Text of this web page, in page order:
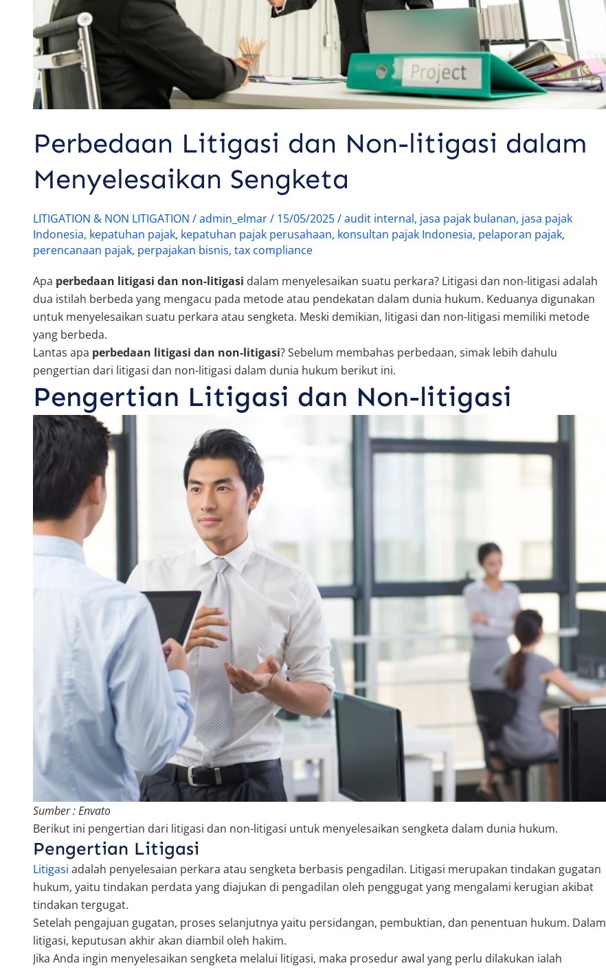
Perbedaan Litigasi dan Non-litigasi dalam
Menyelesaikan Sengketa
LITIGATION & NON LITIGATION /admin_elmar/ 15/05/2025/audit internal, jasa pajak bulanan, jasa pajak
Indonesia, kepatuhan pajak, kepatuhan pajak perusahaan, konsultan pajak Indonesia, pelaporan pajak,
perencanaan pajak, perpajakan bisnis, tax compliance
Apa perbedaan litigasi dan non-litigasi dalam menyelesaikan suatu perkara? Litigasi dan non-litigasi adalah
dua istilah berbeda yang mengacu pada metode atau pendekatan dalam dunia hukum. Keduanya digunakan
untuk menyelesaikan suatu perkara atau sengketa. Meski demikian, litigasi dan non-litigasi memiliki metode
yang berbeda.
Lantas apa perbedaan litigasi dan non-litigasi? Sebelum membahas perbedaan, simak lebih dahulu
pengertian dari litigasi dan non-litigasi dalam dunia hukum berikut ini.
Pengertian Litigasi dan Non-litigasi
Sumber : Envato
Berikut ini pengertian dari litigasi dan non-litigasi untuk menyelesaikan sengketa dalam dunia hukum.
Pengertian Litigasi
Litigasi adalah penyelesaian perkara atau sengketa berbasis pengadilan. Litigasi merupakan tindakan gugatan
hukum, yaitu tindakan perdata yang diajukan di pengadilan oleh penggugat yang mengalami kerugian akibat
tindakan tergugat.
Setelah pengajuan gugatan, proses selanjutnya yaitu persidangan, pembuktian, dan penentuan hukum. Dalam
litigasi, keputusan akhir akan diambil oleh hakim.
Jika Anda ingin menyelesaikan sengketa melalui litigasi, maka prosedur awal yang perlu dilakukan ialah